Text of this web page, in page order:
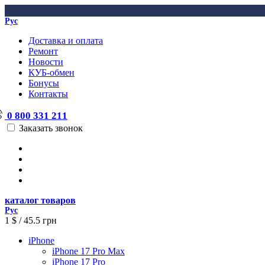
Рус
Доставка и оплата
Ремонт
Новости
КУБ-обмен
Бонусы
Контакты
0 800 331 211
Заказать звонок
каталог товаров
Рус
1 $ / 45.5 грн
iPhone
iPhone 17 Pro Max
iPhone 17 Pro